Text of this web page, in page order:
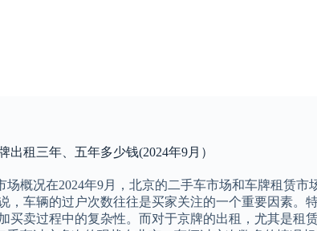
租三年、五年多少钱(2024年9月）
场概况在2024年9月，北京的二手车市场和车牌租赁市
，车辆的过户次数往往是买家关注的一个重要因素。
买卖过程中的复杂性。而对于京牌的出租，尤其是租